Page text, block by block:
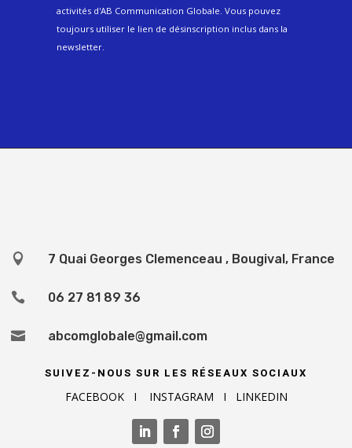
activités d'AB Communication Globale. Vous pouvez
toujours utiliser le lien de désinscription inclus dans la
newsletter.
 7 Quai Georges Clemenceau , Bougival, France
 06 27 81 89 36
 abcomglobale@gmail.com
SUIVEZ-NOUS SUR LES RÉSEAUX SOCIAUX
FACEBOOK I INSTAGRAM I LINKEDIN